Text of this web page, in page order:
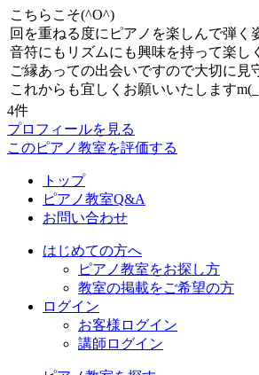
こちらこそ(^O^)
回を重ねる度にピアノを楽しんで弾く
音符にもリズムにも興味を持って楽し
ご縁あっての出会いですので大切に見
これからも宜しくお願いいたします
4件
プロフィールを見る
このピアノ教室を評価する
トップ
ピアノ教室Q&A
お問い合わせ
はじめての方へ
ピアノ教室をお探し方
教室の掲載をご希望の方
ログイン
お客様ログイン
講師ログイン